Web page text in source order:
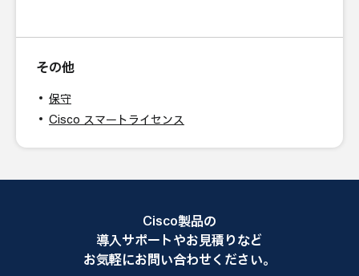
その他
保守
Cisco スマートライセンス
Cisco製品の
導入サポートやお見積りなど
お気軽にお問い合わせください。